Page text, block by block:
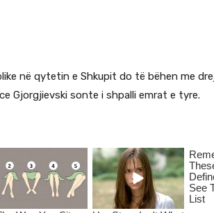
në qytetin e Shkupit do të bëhen me
Gjorgjievski sonte i shpalli emrat e tyre.